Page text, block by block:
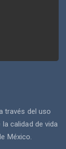
través del uso
calidad de vida
México.